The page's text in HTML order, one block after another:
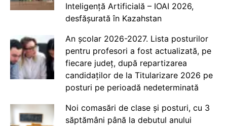
Inteligență Artificială – IOAI 2026,
desfășurată în Kazahstan
An școlar 2026-2027. Lista posturilor
pentru profesori a fost actualizată, pe
fiecare județ, după repartizarea
candidaților de la Titularizare 2026 pe
posturi pe perioadă nedeterminată
Noi comasări de clase și posturi, cu 3
săptămâni până la debutul anului